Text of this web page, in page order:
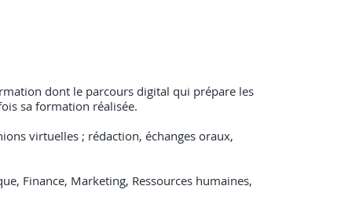
dont le parcours digital qui prépare les
sa formation réalisée.
virtuelles ; rédaction, échanges oraux,
Finance, Marketing, Ressources humaines,